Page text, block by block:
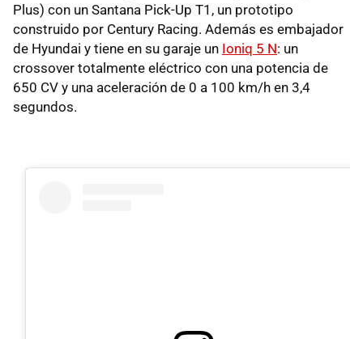
Plus) con un Santana Pick-Up T1, un prototipo
construido por Century Racing. Además es embajador
de Hyundai y tiene en su garaje un Ioniq 5 N: un
crossover totalmente eléctrico con una potencia de
650 CV y una aceleración de 0 a 100 km/h en 3,4
segundos.